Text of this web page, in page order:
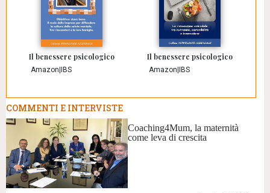
Il benessere psicologico
Amazon IBS
Il benessere psicologico
Amazon IBS
COMMENTI E INTERVISTE
Coaching4Mum, la maternità
come leva di crescita